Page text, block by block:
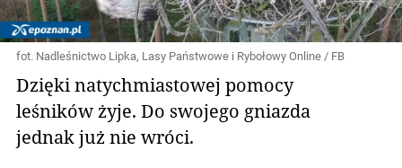
fot. Nadleśnictwo Lipka, Lasy Państwowe i Rybołowy Online / FB
Dzięki natychmiastowej pomocy
leśników żyje. Do swojego gniazda
jednak już nie wróci.